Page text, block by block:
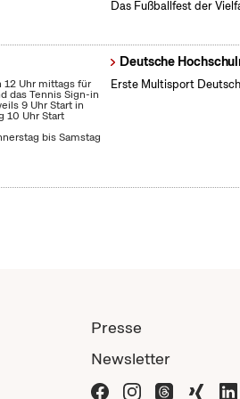
Das Fußballfest der
12 Uhr mittags für
das Tennis Sign-in
9 Uhr Start in
10 Uhr Start
bis Samstag
Deutsche
Erste Multisport
Presse
Newsletter